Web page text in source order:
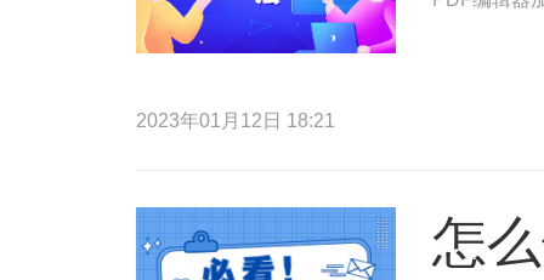
2023年01月12日 18:21
怎